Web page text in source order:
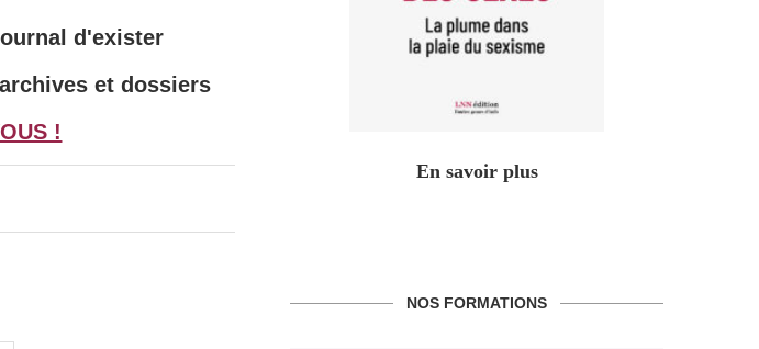
d'exister
archives et dossiers
!
En savoir plus
NOS FORMATIONS